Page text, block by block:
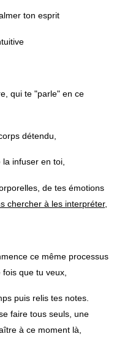
ton esprit
qui te "parle" en ce
détendu,
infuser en toi,
de tes émotions
chercher à les interpréter,
ce même processus
que tu veux,
puis relis tes notes.
faire tous seuls, une
à ce moment là,